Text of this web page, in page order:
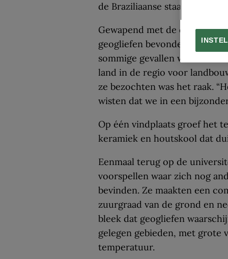
de Braziliaanse staat Mato
Gewapend met de
geogliefen bevonden, gingen
sommige gevallen was dat
land in de regio voor
ze bezochten was het raak.
wisten dat we in een
Op één vindplaats groef het
keramiek en houtskool dat
Eenmaal terug op de
voorspellen waar zich nog
bevinden. Ze maakten een
zuurgraad van de grond en
bleek dat geogliefen
gelegen gebieden, met grote
temperatuur.